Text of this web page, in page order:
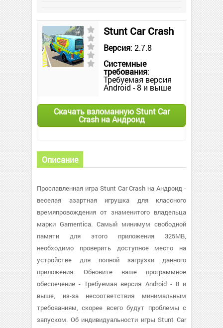
Stunt Car Crash
Версия: 2.7.8
Системные
требования:
Требуемая версия
Android - 8 и выше
Скачать взломанную Stunt Car
Crash на Андроид
Описание
Прославленная игра Stunt Car Crash на Андроид -
веселая азартная игрушка для классного
времяпровождения от знаменитого владельца
марки Gamentica. Самый минимум свободной
памяти для этого приложения 325MB,
необходимо проверить доступное место на
устройстве для полной загрузки данного
приложения. Обновите ваше программное
обеспечение - Требуемая версия Android - 8 и
выше, из-за несоответствия минимальным
требованиям, скорее всего будут проблемы с
запуском. Об индивидуальности игры Stunt Car